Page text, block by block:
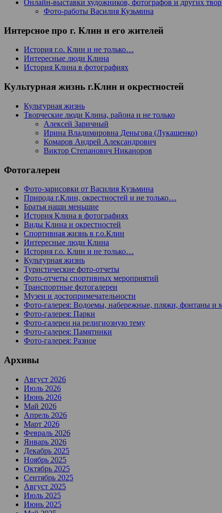
Онлайн-выставки художников, фотографов и других
Фото-работы Василия Кузьмина
Интерсное про г. Клин и его жителей
История г.о. Клин и не только…
Интересные люди Клина
История Клина в фотографиях
Культурная жизнь г.Клин и окрестностей
Культурная жизнь
Творческие люди Клина, района и не только
Алексей Заричный
Ирина Владимировна Деньгова (Лукашенко)
Комаров Андрей Александрович
Виктор Степанович Никаноров
Фотогалереи
Фото-зарисовки от Василия Кузьмина
Природа г.Клин, окрестностей и не только…
Братья наши меньшие
История Клина в фотографиях
Виды Клина и окрестностей
Спортивная жизнь в г.о.Клин
Интересные люди Клина
История г.о. Клин и не только…
Культурная жизнь
Туристические фото-отчеты
Фото-отчеты спортивных мероприятий
Транспортные фотогалереи
Музеи и достопримечательности
Фото-галерея: Водоемы, набережные, пляжи, фонтаны и
Фото-галерея: Парки
Фото-галереи на религиозную тему
Фото-галерея: Памятники
Фото-галерея: Разное
Архивы
Август 2026
Июль 2026
Июнь 2026
Май 2026
Апрель 2026
Март 2026
Февраль 2026
Январь 2026
Декабрь 2025
Ноябрь 2025
Октябрь 2025
Сентябрь 2025
Август 2025
Июль 2025
Июнь 2025